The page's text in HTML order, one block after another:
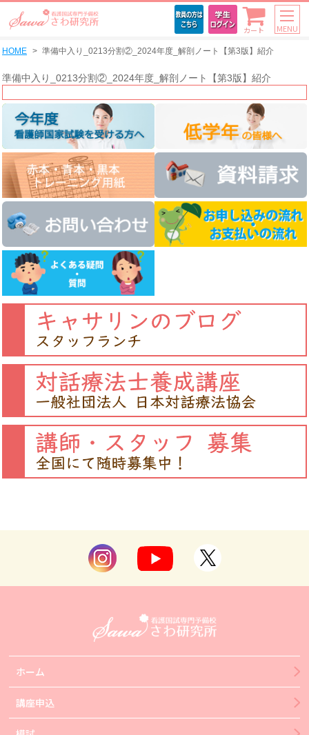
カート MENU
HOME 準備中入り_0213分割②_2024年度_解剖ノート【第3版】紹介
準備中入り_0213分割②_2024年度_解剖ノート【第3版】紹介
ホーム
講座申込